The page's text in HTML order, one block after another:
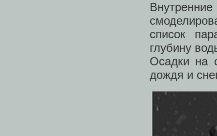
список
глубину
Осадки на
дождя и